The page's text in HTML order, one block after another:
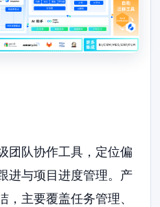
团队协作工具，定位偏
进与项目进度管理。产
，主要覆盖任务管理、